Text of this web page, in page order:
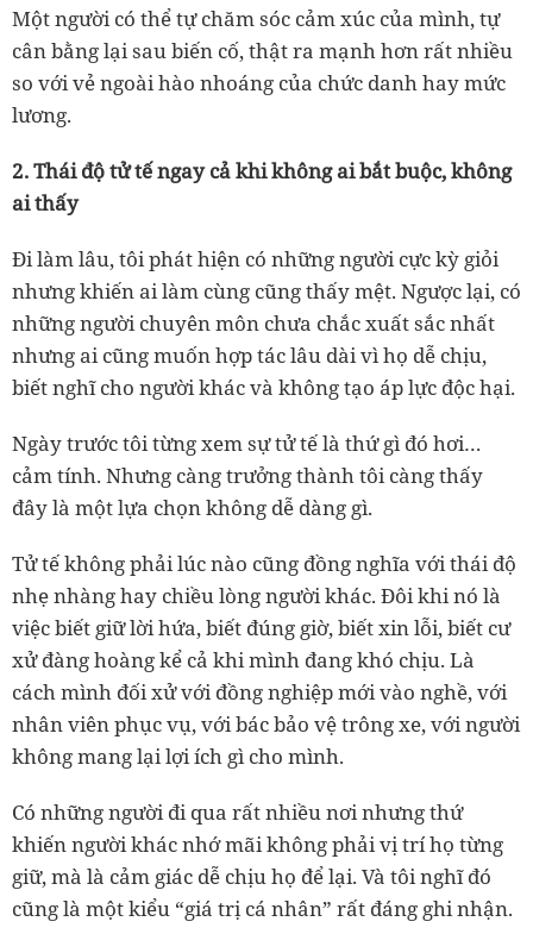
Một người có thể tự chăm sóc cảm xúc của mình, tự
cân bằng lại sau biến cố, thật ra mạnh hơn rất nhiều
so với vẻ ngoài hào nhoáng của chức danh hay mức
lương.
2. Thái độ tử tế ngay cả khi không ai bắt buộc, không
ai thấy
Đi làm lâu, tôi phát hiện có những người cực kỳ giỏi
nhưng khiến ai làm cùng cũng thấy mệt. Ngược lại, có
những người chuyên môn chưa chắc xuất sắc nhất
nhưng ai cũng muốn hợp tác lâu dài vì họ dễ chịu,
biết nghĩ cho người khác và không tạo áp lực độc hại.
Ngày trước tôi từng xem sự tử tế là thứ gì đó hơi…
cảm tính. Nhưng càng trưởng thành tôi càng thấy
đây là một lựa chọn không dễ dàng gì.
Tử tế không phải lúc nào cũng đồng nghĩa với thái độ
nhẹ nhàng hay chiều lòng người khác. Đôi khi nó là
việc biết giữ lời hứa, biết đúng giờ, biết xin lỗi, biết cư
xử đàng hoàng kể cả khi mình đang khó chịu. Là
cách mình đối xử với đồng nghiệp mới vào nghề, với
nhân viên phục vụ, với bác bảo vệ trông xe, với người
không mang lại lợi ích gì cho mình.
Có những người đi qua rất nhiều nơi nhưng thứ
khiến người khác nhớ mãi không phải vị trí họ từng
giữ, mà là cảm giác dễ chịu họ để lại. Và tôi nghĩ đó
cũng là một kiểu “giá trị cá nhân” rất đáng ghi nhận.